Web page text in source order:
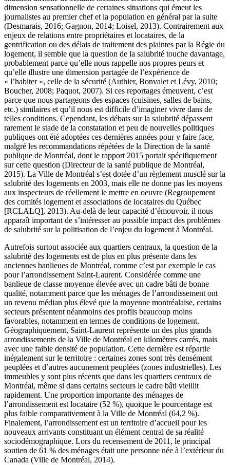
dimension sensationnelle de certaines situations qui émeut les
journalistes au premier chef et la population en général par la suite
(Desmarais, 2016; Gagnon, 2014; Loisel, 2013). Contrairement aux
enjeux de relations entre propriétaires et locataires, de la
gentrification ou des délais de traitement des plaintes par la Régie du
logement, il semble que la question de la salubrité touche davantage,
probablement parce qu’elle nous rappelle nos propres peurs et
qu’elle illustre une dimension partagée de l’expérience de
« l’habiter », celle de la sécurité (Authier, Bonvalet et Lévy, 2010;
Boucher, 2008; Paquot, 2007). Si ces reportages émeuvent, c’est
parce que nous partageons des espaces (cuisines, salles de bains,
etc.) similaires et qu’il nous est difficile d’imaginer vivre dans de
telles conditions. Cependant, les débats sur la salubrité dépassent
rarement le stade de la constatation et peu de nouvelles politiques
publiques ont été adoptées ces dernières années pour y faire face,
malgré les recommandations répétées de la Direction de la santé
publique de Montréal, dont le rapport 2015 portait spécifiquement
sur cette question (Directeur de la santé publique de Montréal,
2015). La Ville de Montréal s’est dotée d’un règlement musclé sur la
salubrité des logements en 2003, mais elle ne donne pas les moyens
aux inspecteurs de réellement le mettre en oeuvre (Regroupement
des comités logement et associations de locataires du Québec
[RCLALQ], 2013). Au-delà de leur capacité d’émouvoir, il nous
apparaît important de s’intéresser au possible impact des problèmes
de salubrité sur la politisation de l’enjeu du logement à Montréal.
Autrefois surtout associée aux quartiers centraux, la question de la
salubrité des logements est de plus en plus présente dans les
anciennes banlieues de Montréal, comme c’est par exemple le cas
pour l’arrondissement Saint-Laurent. Considérée comme une
banlieue de classe moyenne élevée avec un cadre bâti de bonne
qualité, notamment parce que les ménages de l’arrondissement ont
un revenu médian plus élevé que la moyenne montréalaise, certains
secteurs présentent néanmoins des profils beaucoup moins
favorables, notamment en termes de conditions de logement.
Géographiquement, Saint-Laurent représente un des plus grands
arrondissements de la Ville de Montréal en kilomètres carrés, mais
avec une faible densité de population. Cette dernière est répartie
inégalement sur le territoire : certaines zones sont très densément
peuplées et d’autres aucunement peuplées (zones industrielles). Les
immeubles y sont plus récents que dans les quartiers centraux de
Montréal, même si dans certains secteurs le cadre bâti vieillit
rapidement. Une proportion importante des ménages de
l’arrondissement est locataire (52 %), quoique le pourcentage est
plus faible comparativement à la Ville de Montréal (64,2 %).
Finalement, l’arrondissement est un territoire d’accueil pour les
nouveaux arrivants constituant un élément central de sa réalité
sociodémographique. Lors du recensement de 2011, le principal
soutien de 61 % des ménages était une personne née à l’extérieur du
Canada (Ville de Montréal, 2014).